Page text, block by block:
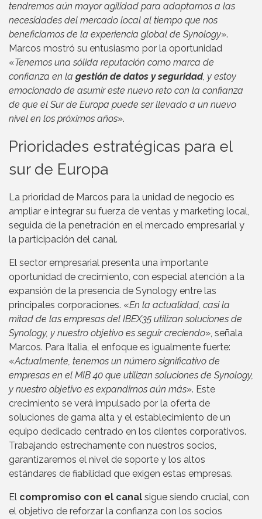
tendremos aún mayor agilidad para adaptarnos a las
necesidades del mercado local al tiempo que nos
beneficiamos de la experiencia global de Synology».
Marcos mostró su entusiasmo por la oportunidad
«Tenemos una sólida reputación como marca de
confianza en la gestión de datos y seguridad, y estoy
emocionado de asumir este nuevo reto con la confianza
de que el Sur de Europa puede ser llevado a un nuevo
nivel en los próximos años».
Prioridades estratégicas para el
sur de Europa
La prioridad de Marcos para la unidad de negocio es
ampliar e integrar su fuerza de ventas y marketing local,
seguida de la penetración en el mercado empresarial y
la participación del canal.
El sector empresarial presenta una importante
oportunidad de crecimiento, con especial atención a la
expansión de la presencia de Synology entre las
principales corporaciones. «En la actualidad, casi la
mitad de las empresas del IBEX35 utilizan soluciones de
Synology, y nuestro objetivo es seguir creciendo», señala
Marcos. Para Italia, el enfoque es igualmente fuerte:
«Actualmente, tenemos un número significativo de
empresas en el MIB 40 que utilizan soluciones de Synology,
y nuestro objetivo es expandirnos aún más». Este
crecimiento se verá impulsado por la oferta de
soluciones de gama alta y el establecimiento de un
equipo dedicado centrado en los clientes corporativos.
Trabajando estrechamente con nuestros socios,
garantizaremos el nivel de soporte y los altos
estándares de fiabilidad que exigen estas empresas.
El compromiso con el canal sigue siendo crucial, con
el objetivo de reforzar la confianza con los socios